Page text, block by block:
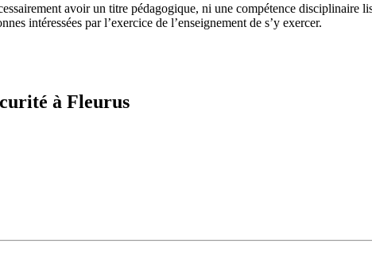
avoir un titre pédagogique, ni une compétence
intéressées par l’exercice de l’enseignement de s’y exercer.
à Fleurus